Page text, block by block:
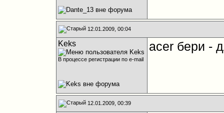
12.01.2009, 00:04
Keks
В процессе регистрации по e-mail
acer бери -
12.01.2009, 00:39